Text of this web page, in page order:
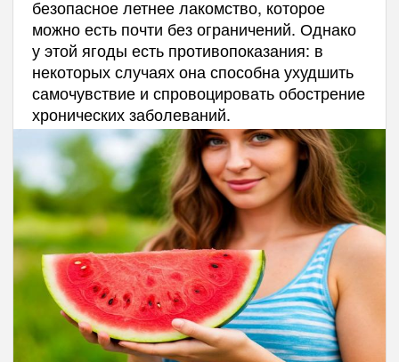
безопасное летнее лакомство, которое
можно есть почти без ограничений. Однако
у этой ягоды есть противопоказания: в
некоторых случаях она способна ухудшить
самочувствие и спровоцировать обострение
хронических заболеваний.